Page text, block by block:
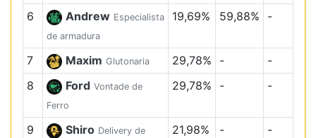
6
Andrew Especialista
de armadura
19,69% 59,88% -
7 Maxim Glutonaria 29,78% -
-
8
Ford Vontade de
Ferro
29,78% - -
9 Shiro Delivery de
21,98% - -